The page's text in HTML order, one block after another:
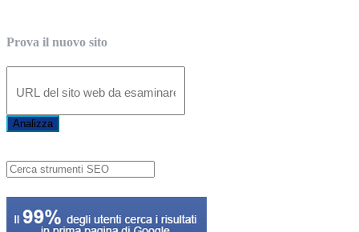
Prova il nuovo sito
Analizza